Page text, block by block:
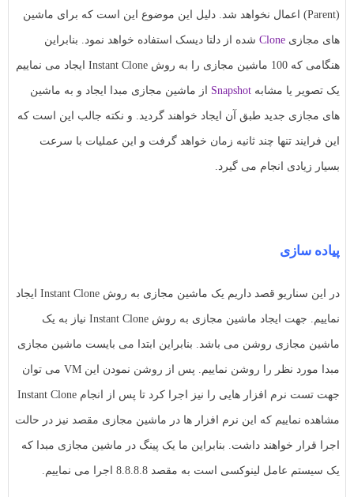
(Parent) اعمال نخواهد شد. دلیل این موضوع این است که برای ماشین
های مجازیCloneشده از دلتا دیسک استفاده خواهد نمود. بنابراین
هنگامی که 100 ماشین مجازی را به روش Instant Clone ایجاد می نماییم
یک تصویر یا مشابهSnapshotاز ماشین مجازی مبدا ایجاد و به ماشین
های مجازی جدید طبق آن ایجاد خواهند گردید. و نکته جالب این است که
این فرایند تنها چند ثانیه زمان خواهد گرفت و این عملیات با سرعت
بسیار زیادی انجام می گیرد.
پیاده سازی
در این سناریو قصد داریم یک ماشین مجازی به روش Instant Clone ایجاد
نماییم. جهت ایجاد ماشین مجازی به روش Instant Clone نیاز به یک
ماشین مجازی روشن می باشد. بنابراین ابتدا می بایست ماشین مجازی
مبدا مورد نظر را روشن نماییم. پس از روشن نمودن این VM می توان
جهت تست نرم افزار هایی را نیز اجرا کرد تا پس از انجام Instant Clone
مشاهده نماییم که این نرم افزار ها در ماشین مجازی مقصد نیز در حالت
اجرا قرار خواهند داشت. بنابراین ما یک پینگ در ماشین مجازی مبدا که
یک سیستم عامل لینوکسی است به مقصد 8.8.8.8 اجرا می نماییم.